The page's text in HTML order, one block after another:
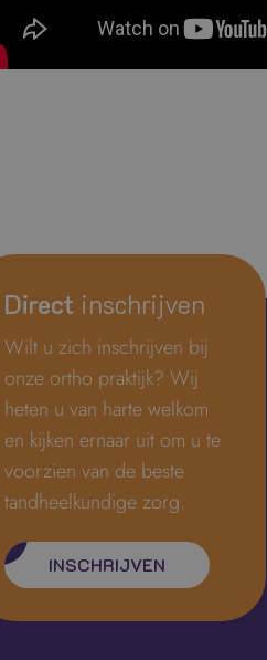
Direct inschrijven
Wilt u zich inschrijven bij
onze ortho praktijk? Wij
heten u van harte welkom
en kijken ernaar uit om u te
voorzien van de beste
tandheelkundige zorg.
INSCHRIJVEN